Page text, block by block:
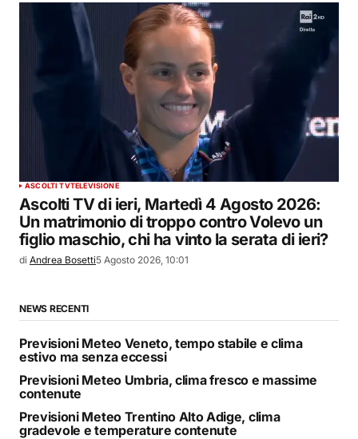
ASCOLTI TVTELEVISIONE
Ascolti TV di ieri, Martedì 4 Agosto 2026:
Un matrimonio di troppo contro Volevo un
figlio maschio, chi ha vinto la serata di ieri?
di Andrea Bosetti5 Agosto 2026, 10:01
NEWS RECENTI
Previsioni Meteo Veneto, tempo stabile e clima
estivo ma senza eccessi
Previsioni Meteo Umbria, clima fresco e massime
contenute
Previsioni Meteo Trentino Alto Adige, clima
gradevole e temperature contenute